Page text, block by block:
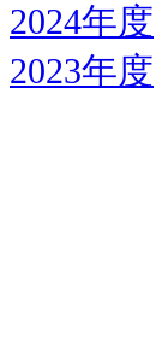
2024年度
2023年度